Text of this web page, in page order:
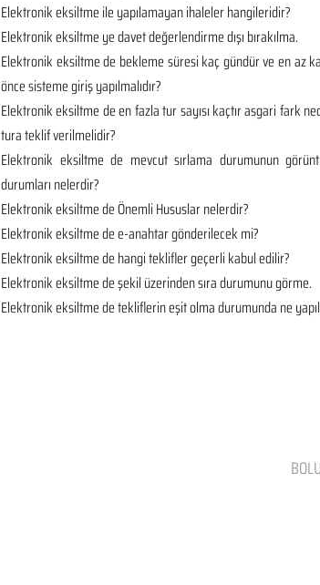
Elektronik eksiltme ile yapılamayan ihaleler hangileridir?
Elektronik eksiltme ye davet değerlendirme dışı bırakılma.
Elektronik eksiltme de bekleme süresi kaç gündür ve en az
önce sisteme giriş yapılmalıdır?
Elektronik eksiltme de en fazla tur sayısı kaçtır asgari fark
tura teklif verilmelidir?
Elektronik eksiltme de mevcut sırlama durumunun
durumları nelerdir?
Elektronik eksiltme de Önemli Hususlar nelerdir?
Elektronik eksiltme de e-anahtar gönderilecek mi?
Elektronik eksiltme de hangi teklifler geçerli kabul edilir?
Elektronik eksiltme de şekil üzerinden sıra durumunu görme.
Elektronik eksiltme de tekliflerin eşit olma durumunda ne